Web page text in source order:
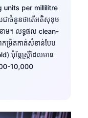
units per millilitre
ជាចំនួនថាតើអតិសុខុម
ម។ លទ្ធផល clean-
ម្រិតកាត់សំខាន់បែប
ប៉ុន្តែស្ត្រីដែលមាន
10,000